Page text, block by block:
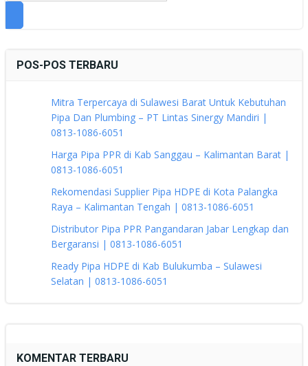
POS-POS TERBARU
Mitra Terpercaya di Sulawesi Barat Untuk Kebutuhan
Pipa Dan Plumbing – PT Lintas Sinergy Mandiri |
0813-1086-6051
Harga Pipa PPR di Kab Sanggau – Kalimantan Barat |
0813-1086-6051
Rekomendasi Supplier Pipa HDPE di Kota Palangka
Raya – Kalimantan Tengah | 0813-1086-6051
Distributor Pipa PPR Pangandaran Jabar Lengkap dan
Bergaransi | 0813-1086-6051
Ready Pipa HDPE di Kab Bulukumba – Sulawesi
Selatan | 0813-1086-6051
KOMENTAR TERBARU